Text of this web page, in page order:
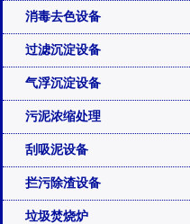
消毒去色设备
过滤沉淀设备
气浮沉淀设备
污泥浓缩处理
刮吸泥设备
拦污除渣设备
垃圾焚烧炉